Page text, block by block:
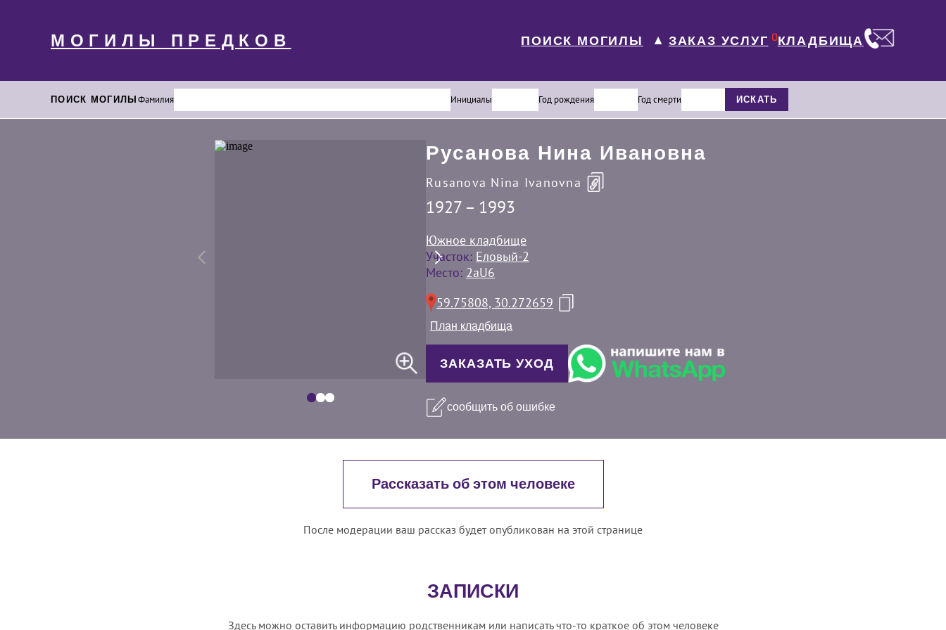
МОГИЛЫ ПРЕДКОВ ПОИСК МОГИЛЫ ▼ ЗАКАЗ УСЛУГ 0КЛАДБИЩА
ПОИСК МОГИЛЫФамилия Инициалы Год рождения Год смерти ИСКАТЬ
Русанова Нина Ивановна
Rusanova Nina Ivanovna
1927 – 1993
Южное кладбище
Участок: Еловый-2
Место: 2aU6
59.75808, 30.272659
План кладбища
ЗАКАЗАТЬ УХОД
сообщить об ошибке
Рассказать об этом человеке
После модерации ваш рассказ будет опубликован на этой странице
ЗАПИСКИ
Здесь можно оставить информацию родственникам или написать что-то краткое об этом человеке